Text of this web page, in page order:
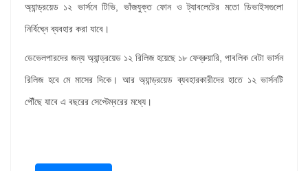
অ্যান্ড্রয়েড ১২ ভার্সনে টিভি , ভাঁজযুক্ত ফোন ও ট্যাবলেটের মতো ডিভাইসগুলো
নির্বিঘ্নে ব্যবহার করা যাবে।
ডেভেলপারদের জন্য অ্যান্ড্রয়েড ১২ রিলিজ হয়েছে ১৮ ফেব্রুয়ারি , পাবলিক বেটা ভার্সন
রিলিজ হবে মে মাসের দিকে। আর অ্যান্ড্রয়েড ব্যবহারকারীদের হাতে ১২ ভার্সনটি
পৌঁছে যাবে এ বছরের সেপ্টেম্বরের মধ্যে।